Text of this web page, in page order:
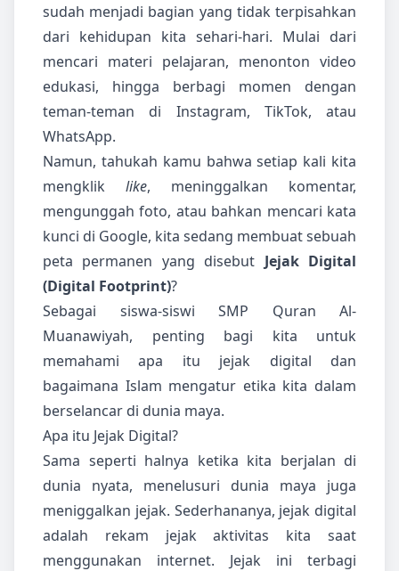
sudah menjadi bagian yang tidak terpisahkan
dari kehidupan kita sehari-hari. Mulai dari
mencari materi pelajaran, menonton video
edukasi, hingga berbagi momen dengan
teman-teman di Instagram, TikTok, atau
WhatsApp.
Namun, tahukah kamu bahwa setiap kali kita
mengklik like, meninggalkan komentar,
mengunggah foto, atau bahkan mencari kata
kunci di Google, kita sedang membuat sebuah
peta permanen yang disebut Jejak Digital
(Digital Footprint)?
Sebagai siswa-siswi SMP Quran Al-
Muanawiyah, penting bagi kita untuk
memahami apa itu jejak digital dan
bagaimana Islam mengatur etika kita dalam
berselancar di dunia maya.
Apa itu Jejak Digital?
Sama seperti halnya ketika kita berjalan di
dunia nyata, menelusuri dunia maya juga
meniggalkan jejak. Sederhananya, jejak digital
adalah rekam jejak aktivitas kita saat
menggunakan internet. Jejak ini terbagi